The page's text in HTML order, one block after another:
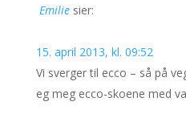
Emilie sier:
15. april 2013, kl. 09:52
Vi sverger til ecco – så på
eg meg ecco-skoene med